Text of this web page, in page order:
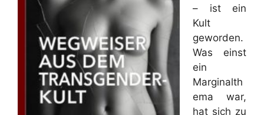
– ist ein
Kult
geworden.
Was einst
ein
Marginalth
ema war,
hat sich zu